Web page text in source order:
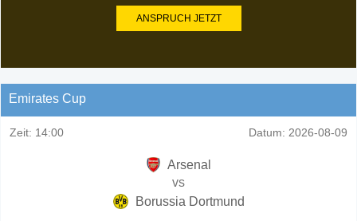
ANSPRUCH JETZT
Emirates Cup
Zeit: 14:00 Datum: 2026-08-09
Arsenal
vs
Borussia Dortmund